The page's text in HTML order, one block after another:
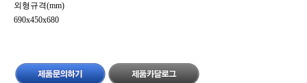
외형규격(mm)
690x450x680